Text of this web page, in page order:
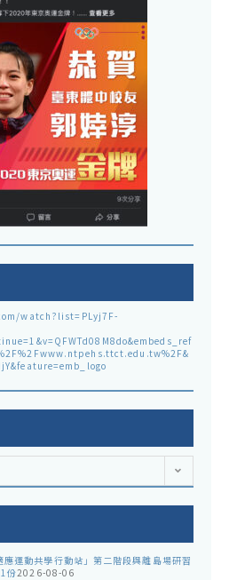
watch?list=PLyj7F-
運動共學行動站」第二階段與離島場研習
份2026-08-06